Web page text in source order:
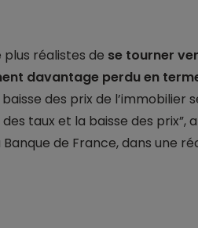
réalistes de se tourner
davantage perdu en
des prix de l’immobilier
taux et la baisse des prix”,
de France, dans une